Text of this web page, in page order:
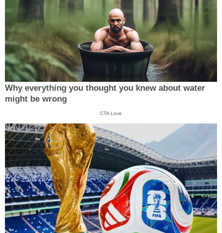
Why everything you thought you knew about water
might be wrong
CTA Love